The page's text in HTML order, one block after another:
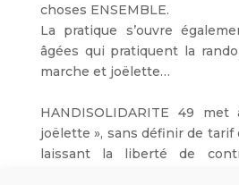
choses ENSEMBLE.
La pratique s’ouvre
âgées qui pratiquent la
marche et joëlette…
HANDISOLIDARITE 49
joëlette », sans définir de
laissant la liberté de